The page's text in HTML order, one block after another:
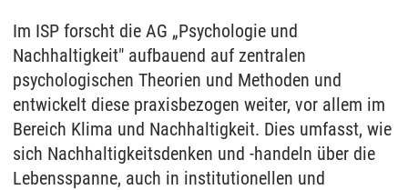
Im ISP forscht die AG „Psychologie und
Nachhaltigkeit" aufbauend auf zentralen
psychologischen Theorien und Methoden und
entwickelt diese praxisbezogen weiter, vor allem im
Bereich Klima und Nachhaltigkeit. Dies umfasst, wie
sich Nachhaltigkeitsdenken und -handeln über die
Lebensspanne, auch in institutionellen und